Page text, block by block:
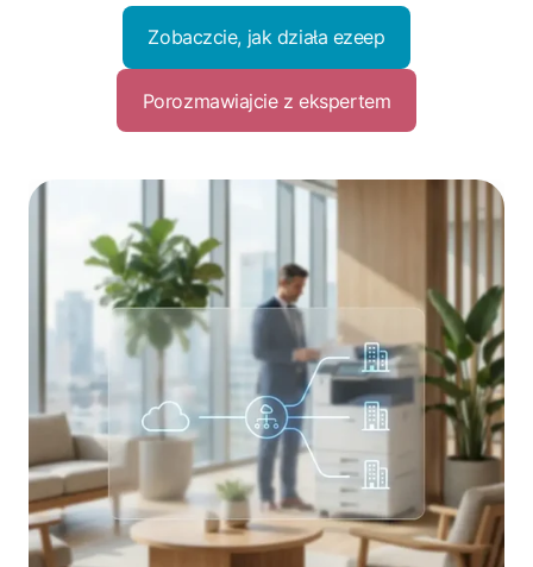
Zobaczcie, jak działa ezeep
Porozmawiajcie z ekspertem